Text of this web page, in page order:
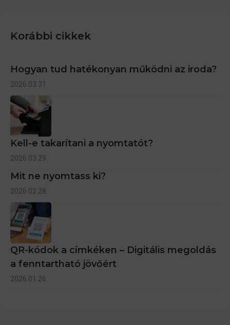
Korábbi cikkek
Hogyan tud hatékonyan működni az iroda?
2026.03.31.
Kell-e takarítani a nyomtatót?
2026.03.29.
Mit ne nyomtass ki?
2026.02.28.
QR-kódok a címkéken – Digitális megoldás
a fenntartható jövőért
2026.01.26.